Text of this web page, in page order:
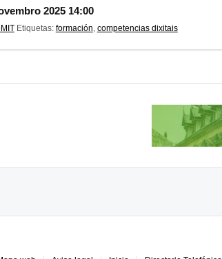
2025 14:00
Etiquetas: formación, competencias dixitais